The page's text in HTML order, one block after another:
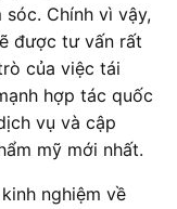
Chính vì vậy,
được tư vấn rất
của việc tái
hợp tác quốc
vụ và cập
mỹ mới nhất.
nghiệm về